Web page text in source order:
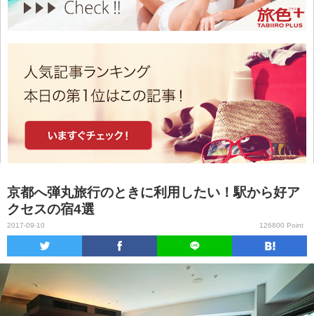
京都へ弾丸旅行のときに利用したい！駅から好ア
クセスの宿4選
2017-09-10 126800 Point